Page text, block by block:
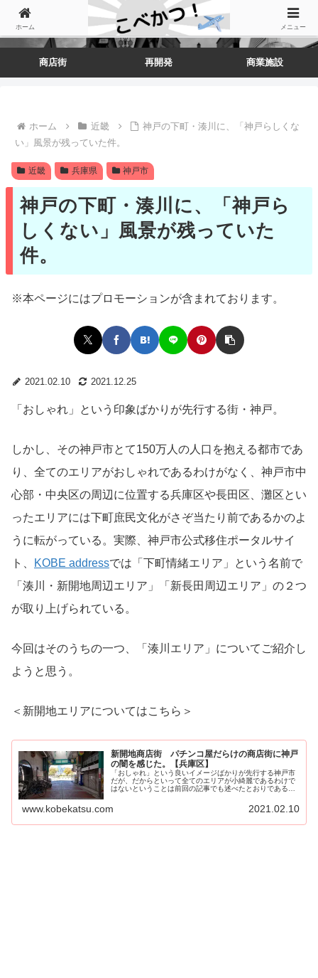
商店街 再開発 商業施設
ホーム 近畿
神戸の下町・湊川に、「神戸らしくな
い」風景が残っていた件。
近畿 兵庫県 神戸市
神戸の下町・湊川に、「神戸ら
しくない」風景が残っていた
件。
※本ページにはプロモーションが含まれております。
2021.02.10 2021.12.25
「おしゃれ」という印象ばかりが先行する街・神戸。
しかし、その神戸市とて150万人の人口を抱える都市であ
り、全てのエリアがおしゃれであるわけがなく、神戸市中
心部・中央区の周辺に位置する兵庫区や長田区、灘区とい
ったエリアには下町庶民文化がさぞ当たり前であるかのよ
うに転がっている。実際、神戸市公式移住ポータルサイ
ト、
KOBE addressでは「下町情緒エリア」という名前で
「湊川・新開地周辺エリア」「新長田周辺エリア」の２つ
が取り上げられている。
今回はそのうちの一つ、「湊川エリア」についてご紹介し
ようと思う。
＜新開地エリアについてはこちら＞
新開地商店街 パチンコ屋だらけの商店街に神戸
の闇を感じた。【兵庫区】
「おしゃれ」という良いイメージばかりが先行する神戸市
だが、だからといって全てのエリアが小綺麗であるわけで
はないということは前回の記事でも述べたとおりである。
www.kobekatsu.com 2021.02.10
ホーム メニュー